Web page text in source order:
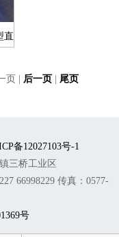
直
页 | 后一页 尾页
备12027103号-1
三桥工业区
66998229 传真：0577-
号